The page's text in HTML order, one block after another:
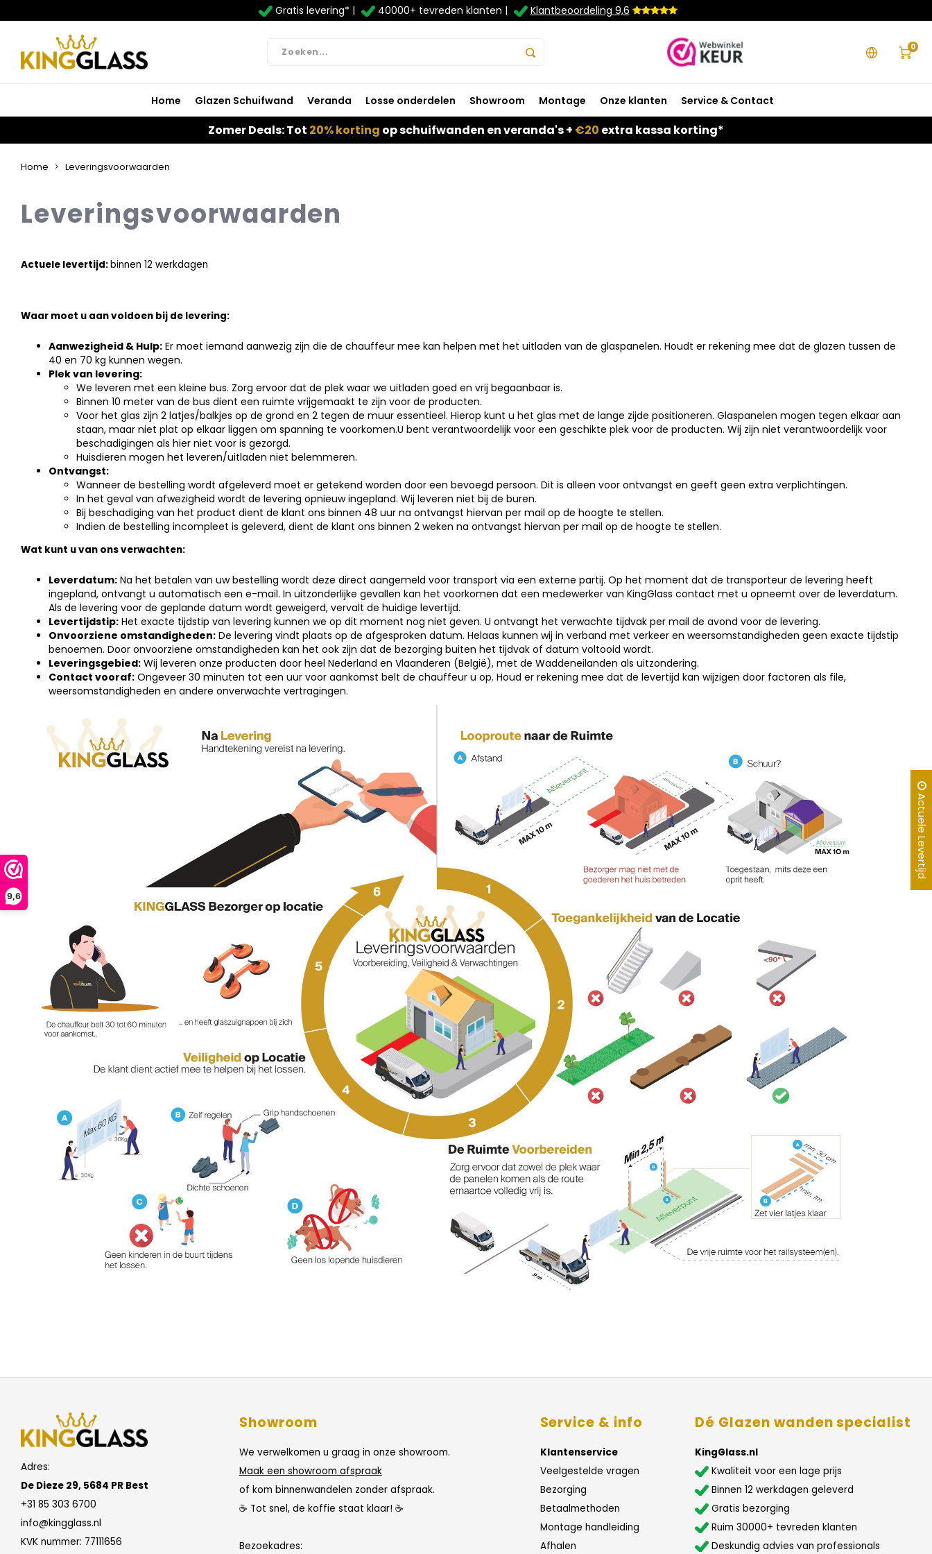
9,6
Gratis levering* | 40000+ tevreden klanten | Klantbeoordeling 9,6
0
Home Glazen Schuifwand Veranda Losse onderdelen Showroom Montage Onze klanten Service & Contact
Zomer Deals: Tot 20% korting op schuifwanden en veranda's + €20 extra kassa korting*
Home Leveringsvoorwaarden
Leveringsvoorwaarden
Actuele levertijd:binnen 12 werkdagen
Waar moet u aan voldoen bij de levering:
Aanwezigheid & Hulp: Er moet iemand aanwezig zijn die de chauffeur mee kan helpen met het uitladen van de glaspanelen. Houdt er rekening mee dat de glazen tussen de
40 en 70 kg kunnen wegen.
Plek van levering:
We leveren met een kleine bus. Zorg ervoor dat de plek waar we uitladen goed en vrij begaanbaar is.
Binnen 10 meter van de bus dient een ruimte vrijgemaakt te zijn voor de producten.
Voor het glas zijn 2 latjes/balkjes op de grond en 2 tegen de muur essentieel. Hierop kunt u het glas met de lange zijde positioneren. Glaspanelen mogen tegen elkaar aan
staan, maar niet plat op elkaar liggen om spanning te voorkomen.U bent verantwoordelijk voor een geschikte plek voor de producten. Wij zijn niet verantwoordelijk voor
beschadigingen als hier niet voor is gezorgd.
Huisdieren mogen het leveren/uitladen niet belemmeren.
Ontvangst:
Wanneer de bestelling wordt afgeleverd moet er getekend worden door een bevoegd persoon. Dit is alleen voor ontvangst en geeft geen extra verplichtingen.
In het geval van afwezigheid wordt de levering opnieuw ingepland. Wij leveren niet bij de buren.
Bij beschadiging van het product dient de klant ons binnen 48 uur na ontvangst hiervan per mail op de hoogte te stellen.
Indien de bestelling incompleet is geleverd, dient de klant ons binnen 2 weken na ontvangst hiervan per mail op de hoogte te stellen.
Wat kunt u van ons verwachten:
Leverdatum: Na het betalen van uw bestelling wordt deze direct aangemeld voor transport via een externe partij. Op het moment dat de transporteur de levering heeft
ingepland, ontvangt u automatisch een e-mail. In uitzonderlijke gevallen kan het voorkomen dat een medewerker van KingGlass contact met u opneemt over de leverdatum.
Als de levering voor de geplande datum wordt geweigerd, vervalt de huidige levertijd.
Levertijdstip: Het exacte tijdstip van levering kunnen we op dit moment nog niet geven. U ontvangt het verwachte tijdvak per mail de avond voor de levering.
Onvoorziene omstandigheden: De levering vindt plaats op de afgesproken datum. Helaas kunnen wij in verband met verkeer en weersomstandigheden geen exacte tijdstip
benoemen. Door onvoorziene omstandigheden kan het ook zijn dat de bezorging buiten het tijdvak of datum voltooid wordt.
Leveringsgebied: Wij leveren onze producten door heel Nederland en Vlaanderen (België), met de Waddeneilanden als uitzondering.
Contact vooraf: Ongeveer 30 minuten tot een uur voor aankomst belt de chauffeur u op. Houd er rekening mee dat de levertijd kan wijzigen door factoren als file,
weersomstandigheden en andere onverwachte vertragingen.
Adres:
De Dieze 29, 5684 PR Best
+31 85 303 6700
info@kingglass.nl
KVK nummer: 77111656
Showroom
We verwelkomen u graag in onze showroom.
Maak een showroom afspraak
of kom binnenwandelen zonder afspraak.
☕ Tot snel, de koffie staat klaar! ☕
Bezoekadres:
Service & info
Klantenservice
Veelgestelde vragen
Bezorging
Betaalmethoden
Montage handleiding
Afhalen
Dé Glazen wanden specialist
KingGlass.nl
Kwaliteit voor een lage prijs
Binnen 12 werkdagen geleverd
Gratis bezorging
Ruim 30000+ tevreden klanten
Deskundig advies van professionals
Actuele Levertijd